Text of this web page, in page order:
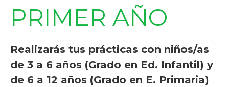
PRIMER AÑO
Realizarás tus prácticas con niños/as
de 3 a 6 años (Grado en Ed. Infantil) y
de 6 a 12 años (Grado en E. Primaria)